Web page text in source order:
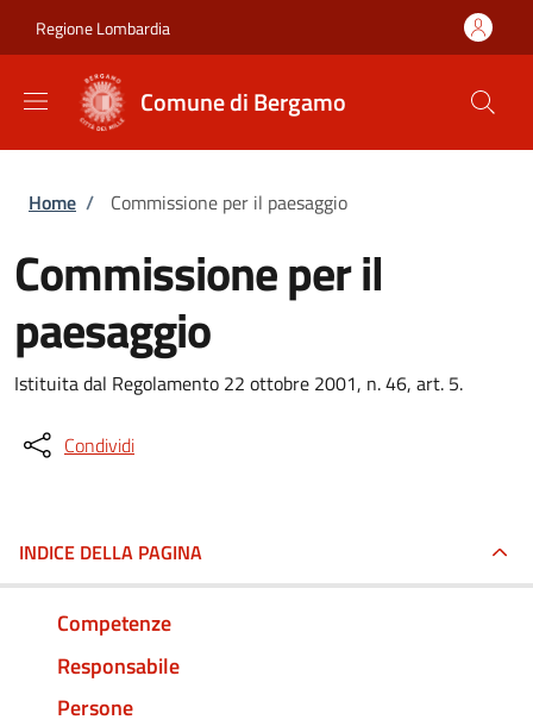
Regione Lombardia
Comune di Bergamo
Briciole di pane
Home / Commissione per il paesaggio
Commissione per il
paesaggio
Istituita dal Regolamento 22 ottobre 2001, n. 46, art. 5.
Condividi
INDICE DELLA PAGINA
Competenze
Responsabile
Persone